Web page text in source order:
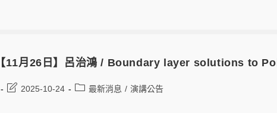
【11月26日】呂治鴻 / Boundary layer solutions to
2025-10-24 最新消息 / 演講公告